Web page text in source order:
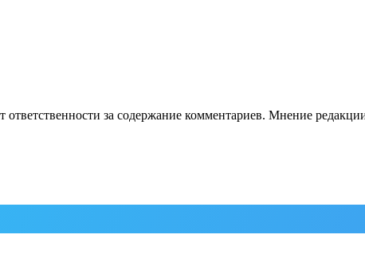
за содержание комментариев. Мнение